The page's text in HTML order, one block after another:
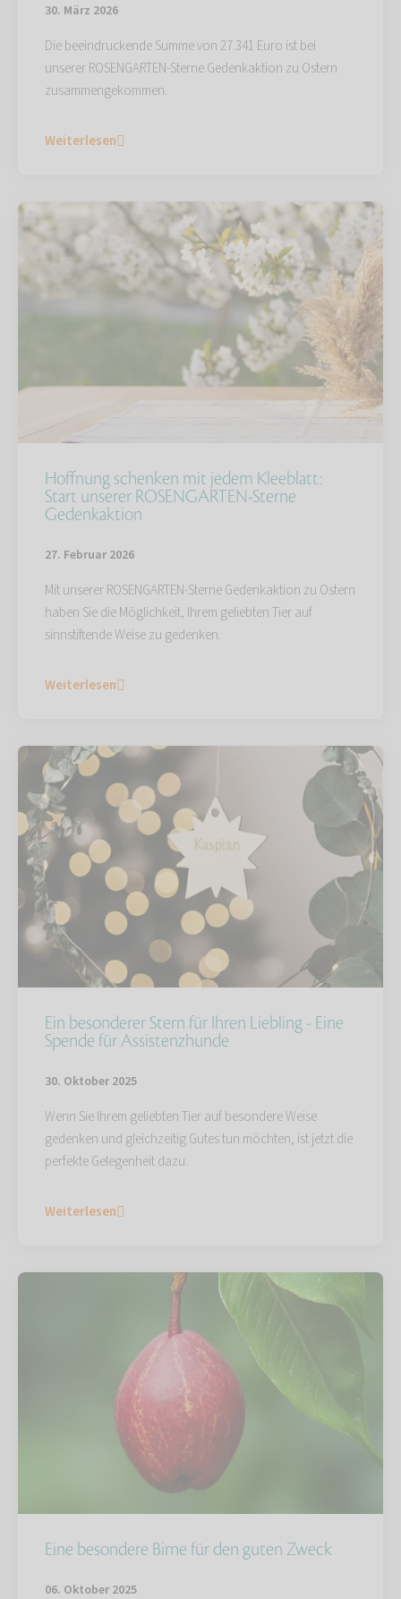
30. März 2026
Die beeindruckende Summe von 27.341 Euro ist bei
unserer ROSENGARTEN-Sterne Gedenkaktion zu Ostern
zusammengekommen.
Weiterlesen
Hoffnung schenken mit jedem Kleeblatt:
Start unserer ROSENGARTEN-Sterne
Gedenkaktion
27. Februar 2026
Mit unserer ROSENGARTEN-Sterne Gedenkaktion zu Ostern
haben Sie die Möglichkeit, Ihrem geliebten Tier auf
sinnstiftende Weise zu gedenken.
Weiterlesen
Ein besonderer Stern für Ihren Liebling - Eine
Spende für Assistenzhunde
30. Oktober 2025
Wenn Sie Ihrem geliebten Tier auf besondere Weise
gedenken und gleichzeitig Gutes tun möchten, ist jetzt die
perfekte Gelegenheit dazu.
Weiterlesen
Eine besondere Birne für den guten Zweck
06. Oktober 2025